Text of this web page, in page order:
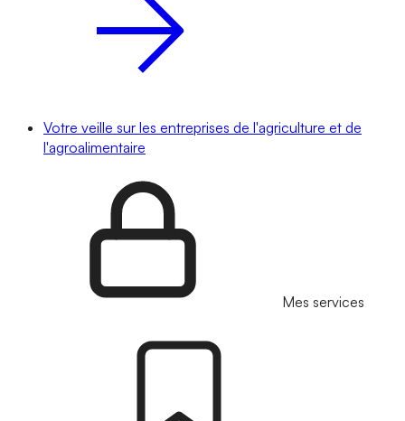
Votre veille sur les entreprises de l'agriculture et de
l'agroalimentaire
Mes services